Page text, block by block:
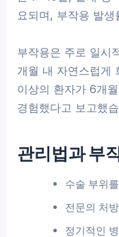
요되며, 부작용 발
부작용은 주로 일시
개월 내 자연스럽게
이상의 환자가 6개
경험했다고 보고했
관리법과 부
수술 부위
전문의 처
정기적인